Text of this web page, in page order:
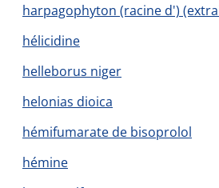
harpagophyton (racine d')
hélicidine
helleborus niger
helonias dioica
hémifumarate de bisoprolol
hémine